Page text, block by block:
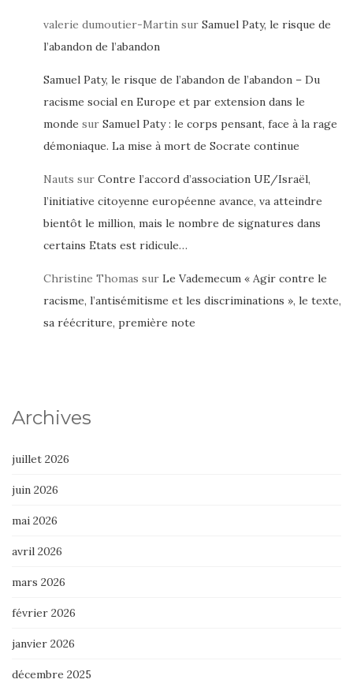
valerie dumoutier-Martin sur Samuel Paty, le risque de
l’abandon de l’abandon
Samuel Paty, le risque de l’abandon de l’abandon – Du
racisme social en Europe et par extension dans le
monde sur Samuel Paty : le corps pensant, face à la rage
démoniaque. La mise à mort de Socrate continue
Nauts sur Contre l’accord d’association UE/Israël,
l’initiative citoyenne européenne avance, va atteindre
bientôt le million, mais le nombre de signatures dans
certains Etats est ridicule…
Christine Thomas sur Le Vademecum « Agir contre le
racisme, l’antisémitisme et les discriminations », le texte,
sa réécriture, première note
Archives
juillet 2026
juin 2026
mai 2026
avril 2026
mars 2026
février 2026
janvier 2026
décembre 2025